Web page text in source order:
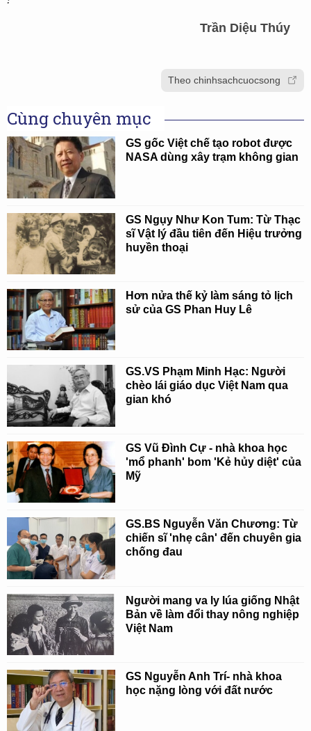
Trần Diệu Thúy
Theo chinhsachcuocsong
Cùng chuyên mục
GS gốc Việt chế tạo robot được
NASA dùng xây trạm không gian
GS Ngụy Như Kon Tum: Từ Thạc
sĩ Vật lý đầu tiên đến Hiệu trưởng
huyền thoại
Hơn nửa thế kỷ làm sáng tỏ lịch
sử của GS Phan Huy Lê
GS.VS Phạm Minh Hạc: Người
chèo lái giáo dục Việt Nam qua
gian khó
GS Vũ Đình Cự - nhà khoa học
'mổ phanh' bom 'Kẻ hủy diệt' của
Mỹ
GS.BS Nguyễn Văn Chương: Từ
chiến sĩ 'nhẹ cân' đến chuyên gia
chống đau
Người mang va ly lúa giống Nhật
Bản về làm đổi thay nông nghiệp
Việt Nam
GS Nguyễn Anh Trí- nhà khoa
học nặng lòng với đất nước